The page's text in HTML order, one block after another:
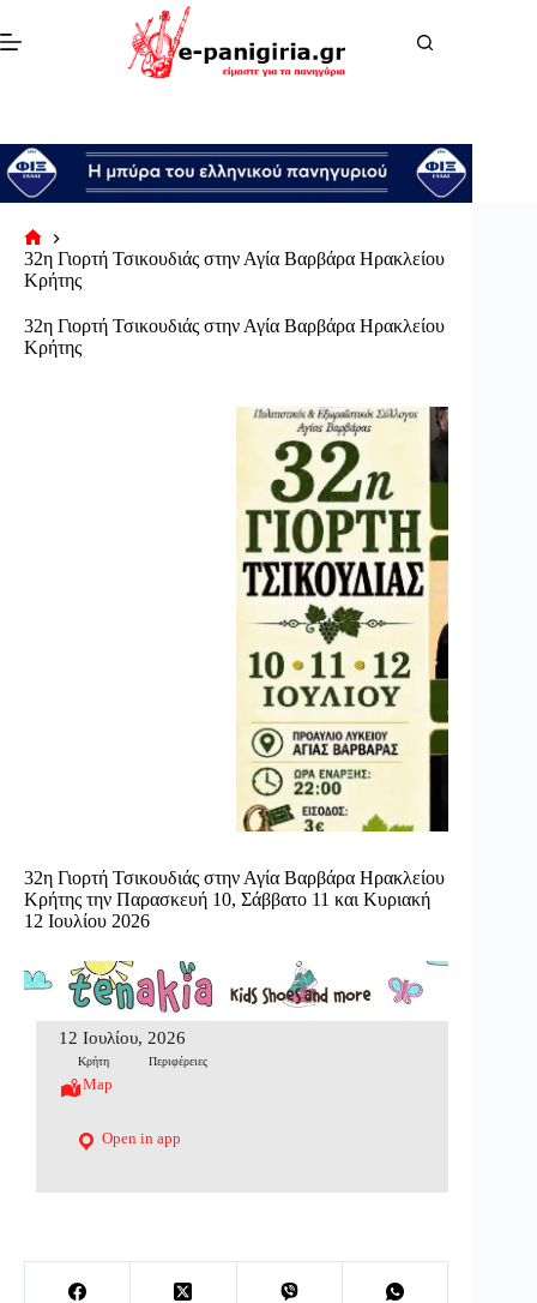
στο
περιεχόμενο
Αρχική
σελίδα
32η Γιορτή Τσικουδιάς στην Αγία Βαρβάρα Ηρακλείου
Κρήτης
32η Γιορτή Τσικουδιάς στην Αγία Βαρβάρα Ηρακλείου
Κρήτης
32η Γιορτή Τσικουδιάς στην Αγία Βαρβάρα Ηρακλείου
Κρήτης την Παρασκευή 10, Σάββατο 11 και Κυριακή
12 Ιουλίου 2026
12 Ιουλίου, 2026
Κρήτη Περιφέρειες
Map
Open in app